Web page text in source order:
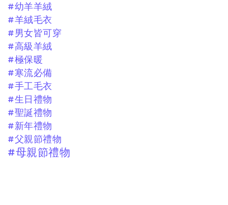
#幼羊羊絨
#羊絨毛衣
#男女皆可穿
#高級羊絨
#極保暖
#寒流必備
#手工毛衣
#生日禮物
#聖誕禮物
#新年禮物
#父親節禮物
#母親節禮物